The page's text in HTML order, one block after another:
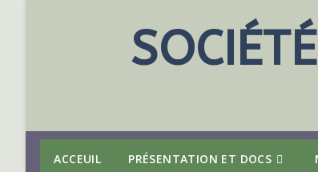
ACCEUIL PRÉSENTATION ET DOCS